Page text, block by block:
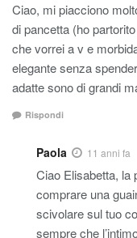
Ciao, mi piacciono
di pancetta (ho
che vorrei a v e
elegante senza
adatte sono di grandi
Rispondi
Paola 11 anni fa
Ciao Elisabetta, la
comprare una
scivolare sul tuo
sempre che